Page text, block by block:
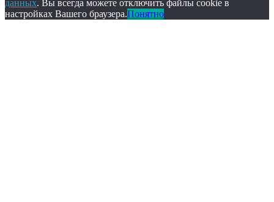
данных. Вы всегда можете отключить файлы cookie в
настройках Вашего браузера.Понятно